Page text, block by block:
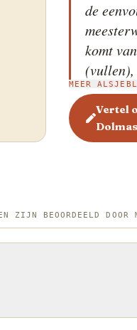
de
komt
(vullen),
versie,
aan een
MEER
Vertel
ZIJN BEOORDEELD DOOR